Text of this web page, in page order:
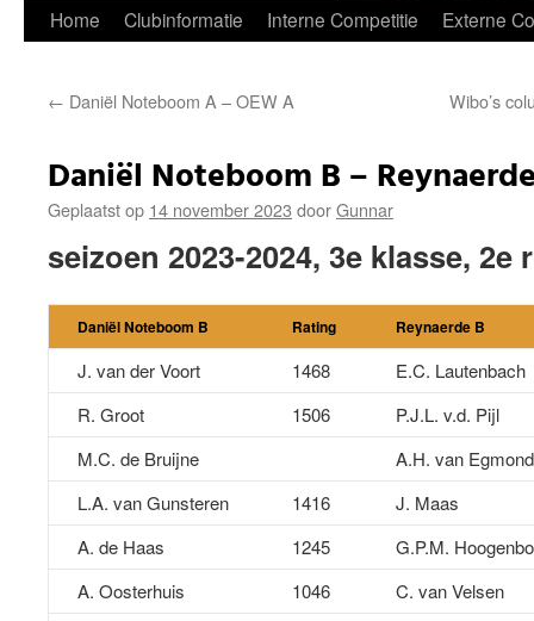
Home Clubinformatie Interne Competitie Externe
← Daniël Noteboom A – OEW A Wibo’s
Daniël Noteboom B –
Geplaatst op 14 november 2023 doorGunnar
seizoen 2023-2024, 3e klasse, 2e
Daniël Noteboom B Rating Reynaerde B
J. van der Voort 1468
E.C. Lautenbach
R. Groot
1506
P.J.L. v.d. Pijl
M.C. de Bruijne
A.H. van Egmond
L.A. van Gunsteren
1416
J. Maas
A. de Haas
1245
G.P.M.
A. Oosterhuis
1046 C. van Velsen